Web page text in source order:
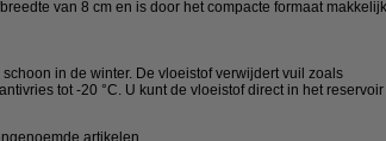
van 8 cm en is door het compacte formaat makkelijk
in de winter. De vloeistof verwijdert vuil zoals
tot -20 °C. U kunt de vloeistof direct in het reservoir
artikelen.